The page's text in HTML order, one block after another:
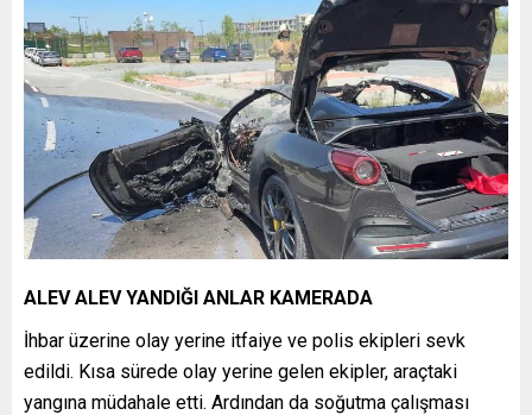
ALEV ALEV YANDIĞI ANLAR KAMERADA
İhbar üzerine olay yerine itfaiye ve polis ekipleri sevk
edildi. Kısa sürede olay yerine gelen ekipler, araçtaki
yangına müdahale etti. Ardından da soğutma çalışması